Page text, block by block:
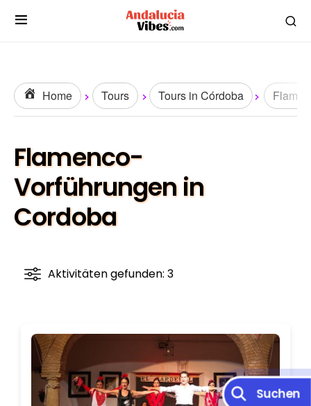
Home Tours Tours in Córdoba
Flamenco-
Vorführungen in
Cordoba
Aktivitäten gefunden: 3
Suchen